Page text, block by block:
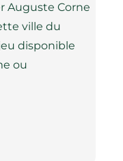
Auguste Corne
ville du
disponible
ou